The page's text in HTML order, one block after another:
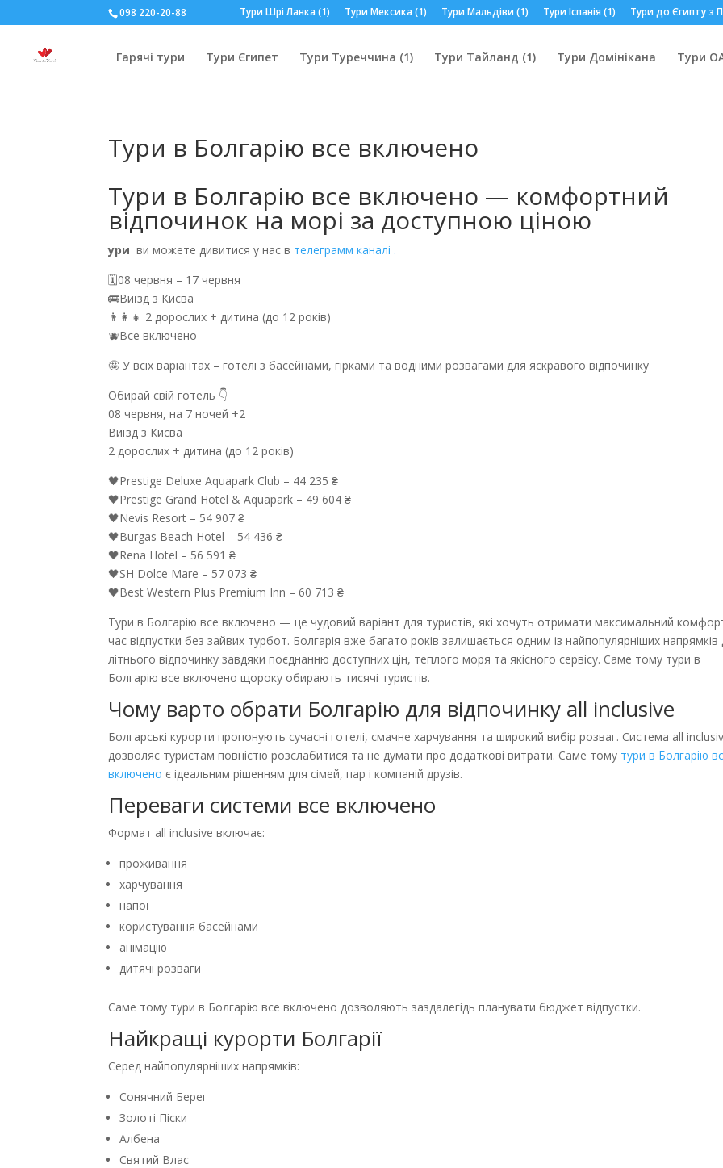
098 220-20-88 Тури Шрі Ланка (1) Тури Мексика (1) Тури Мальдіви (1) Тури Іспанія (1) Тури до Єгипту з
Гарячі тури Тури Єгипет Тури Туреччина (1) Тури Тайланд (1) Тури Домінікана Тури
Тури в Болгарію все включено
Тури в Болгарію все включено — комфортний
відпочинок на морі за доступною ціною
ури ви можете дивитися у нас в телеграмм каналі .
🗓️08 червня – 17 червня
🚌Виїзд з Києва
👨‍👩‍👧 2 дорослих + дитина (до 12 років)
🫐Все включено
🤩 У всіх варіантах – готелі з басейнами, гірками та водними розвагами для яскравого відпочинку
Обирай свій готель 👇
08 червня, на 7 ночей +2
Виїзд з Києва
2 дорослих + дитина (до 12 років)
🖤Prestige Deluxe Aquapark Club – 44 235 ₴
🖤Prestige Grand Hotel & Aquapark – 49 604 ₴
🖤Nevis Resort – 54 907 ₴
🖤Burgas Beach Hotel – 54 436 ₴
🖤Rena Hotel – 56 591 ₴
🖤SH Dolce Mare – 57 073 ₴
🖤Best Western Plus Premium Inn – 60 713 ₴
Тури в Болгарію все включено — це чудовий варіант для туристів, які хочуть отримати максимальний
час відпустки без зайвих турбот. Болгарія вже багато років залишається одним із найпопулярніших напрямків
літнього відпочинку завдяки поєднанню доступних цін, теплого моря та якісного сервісу. Саме тому тури в
Болгарію все включено щороку обирають тисячі туристів.
Чому варто обрати Болгарію для відпочинку all inclusive
Болгарські курорти пропонують сучасні готелі, смачне харчування та широкий вибір розваг. Система all
дозволяє туристам повністю розслабитися та не думати про додаткові витрати. Саме тому тури в Болгарію
включено є ідеальним рішенням для сімей, пар і компаній друзів.
Переваги системи все включено
Формат all inclusive включає:
проживання
харчування
напої
користування басейнами
анімацію
дитячі розваги
Саме тому тури в Болгарію все включено дозволяють заздалегідь планувати бюджет відпустки.
Найкращі курорти Болгарії
Серед найпопулярніших напрямків:
Сонячний Берег
Золоті Піски
Албена
Святий Влас